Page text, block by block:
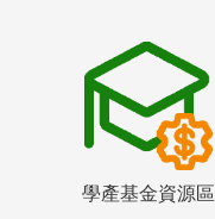
學產基金資源區